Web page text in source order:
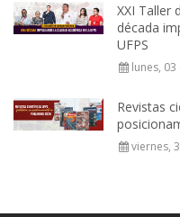
XXI Taller
década
UFPS
lunes,
Revistas
viernes,